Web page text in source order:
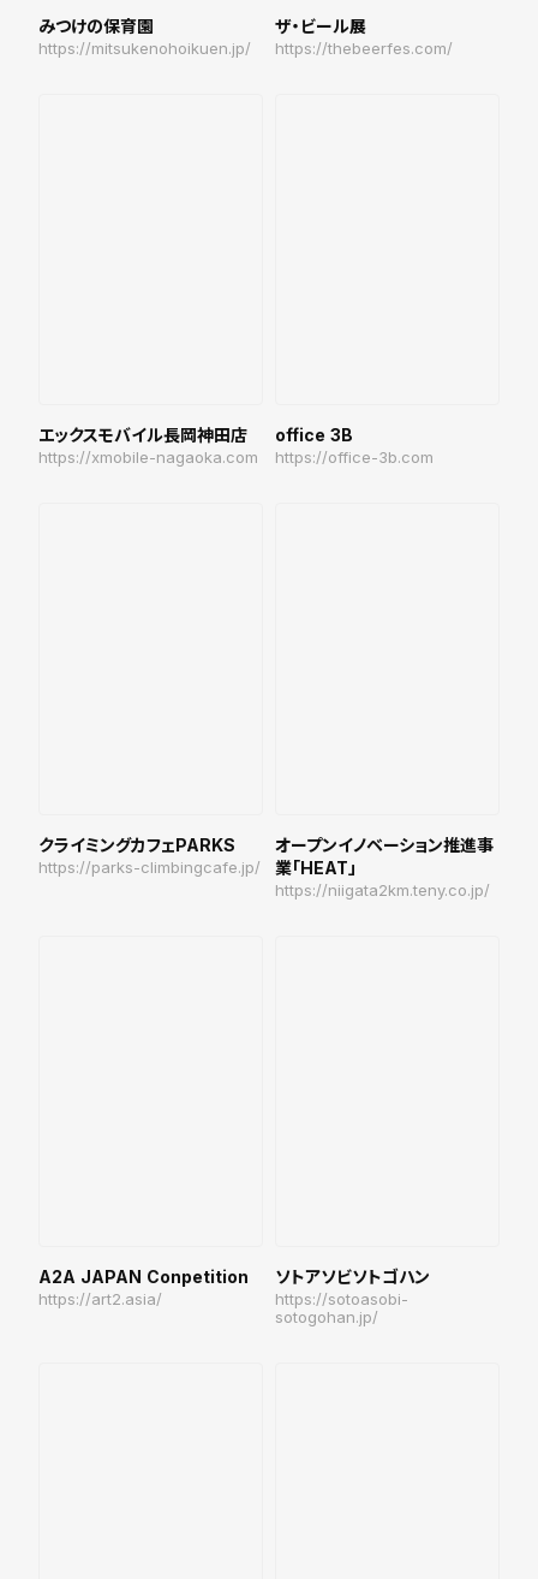
みつけの保育園
https://mitsukenohoikuen.jp/
ザ・ビール展
https://thebeerfes.com/
エックスモバイル長岡神田店
https://xmobile-nagaoka.com
office 3B
https://office-3b.com
クライミングカフェPARKS
https://parks-climbingcafe.jp/
オープンイノベーション推進事
業「HEAT」
https://niigata2km.teny.co.jp/
A2A JAPAN Conpetition
https://art2.asia/
ソトアソビソトゴハン
https://sotoasobi-
sotogohan.jp/